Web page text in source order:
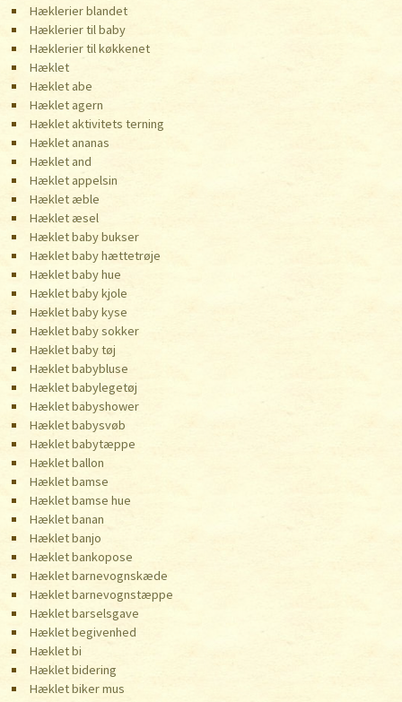
Hæklerier blandet
Hæklerier til baby
Hæklerier til køkkenet
Hæklet
Hæklet abe
Hæklet agern
Hæklet aktivitets terning
Hæklet ananas
Hæklet and
Hæklet appelsin
Hæklet æble
Hæklet æsel
Hæklet baby bukser
Hæklet baby hættetrøje
Hæklet baby hue
Hæklet baby kjole
Hæklet baby kyse
Hæklet baby sokker
Hæklet baby tøj
Hæklet babybluse
Hæklet babylegetøj
Hæklet babyshower
Hæklet babysvøb
Hæklet babytæppe
Hæklet ballon
Hæklet bamse
Hæklet bamse hue
Hæklet banan
Hæklet banjo
Hæklet bankopose
Hæklet barnevognskæde
Hæklet barnevognstæppe
Hæklet barselsgave
Hæklet begivenhed
Hæklet bi
Hæklet bidering
Hæklet biker mus